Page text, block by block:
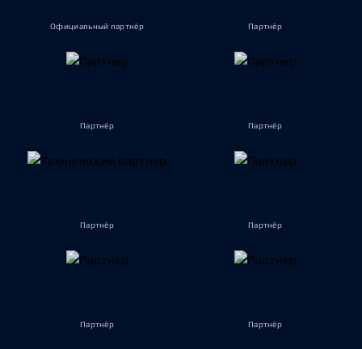
Официальный партнёр Партнёр
Партнёр Партнёр
Партнёр Партнёр
Партнёр Партнёр